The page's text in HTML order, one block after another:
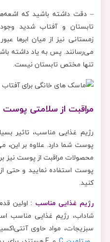
– دقت داشته باشید که
تابستان و آفتاب شدید وجود
زمستانی نیز از میان ابرها
می‌رسانند. پس به یاد داشته
تنها مختص تابستان نیست.
مراقبت از سلامتی پوست
رژیم غذایی مناسب، تاثیر
پوست شما دارد. علاوه بر این،
محصولات مراقبت از پوست
پوست استفاده نمایید و حتی
کنید.
رژیم غذایی مناسب : اولین
شاداب، رژیم غذایی مناسب
سبزیجات، مواد حاوی